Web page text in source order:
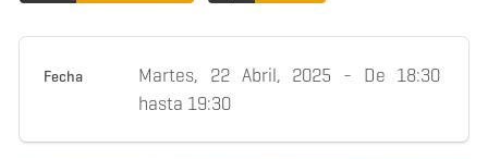
Fecha Martes, 22 Abril, 2025 - De 18:30
hasta 19:30